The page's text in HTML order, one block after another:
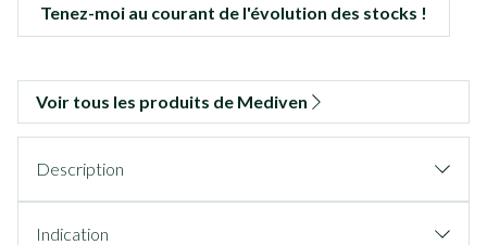
Tenez-moi au courant de l'évolution des stocks !
Voir tous les produits de Mediven
Description
Indication